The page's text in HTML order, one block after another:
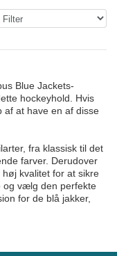
Blue Jackets-
hockeyhold. Hvis
af at have en af disse
fra klassisk til det
farver. Derudover
kvalitet for at sikre
og vælg den perfekte
for de blå jakker,